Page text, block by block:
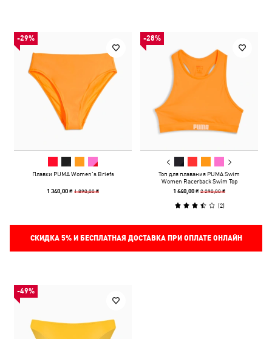
-29%
Плавки PUMA Women's Briefs
1 340,00 ₴1 890,00 ₴
-28%
Топ для плавания PUMA Swim
Women Racerback Swim Top
1 640,00 ₴2 290,00 ₴
(2)
СКИДКА 5%И БЕСПЛАТНАЯ ДОСТАВКА ПРИ ОПЛАТЕ ОНЛАЙН
-49%